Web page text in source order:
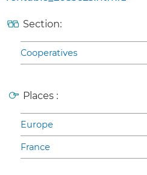
Section:
Cooperatives
Places :
Europe
France